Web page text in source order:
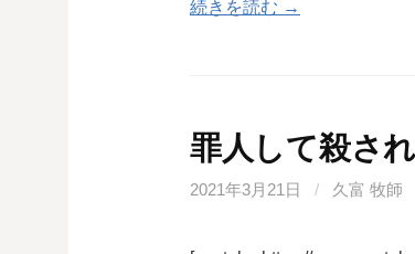
続きを読む →
罪人して殺さ
2021年3月21日 / 久富 牧師